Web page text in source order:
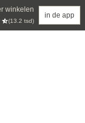
winkelen
(13.2 tsd)
in de app